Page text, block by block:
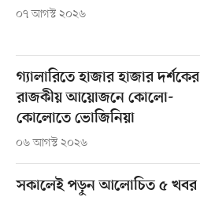
০৭ আগস্ট ২০২৬
গ্যালারিতে হাজার হাজার দর্শকের
রাজকীয় আয়োজনে কোলো-
কোলোতে ভোজিনিয়া
০৬ আগস্ট ২০২৬
সকালেই পড়ুন আলোচিত ৫ খবর